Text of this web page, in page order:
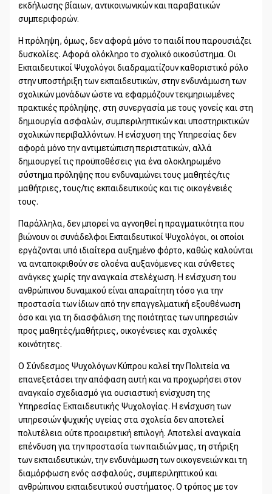
εκδήλωσης βίαιων, αντικοινωνικών και παραβατικών
συμπεριφορών.
Η πρόληψη, όμως, δεν αφορά μόνο το παιδί που παρουσιάζει
δυσκολίες. Αφορά ολόκληρο το σχολικό οικοσύστημα. Οι
Εκπαιδευτικοί Ψυχολόγοι διαδραματίζουν καθοριστικό ρόλο
στην υποστήριξη των εκπαιδευτικών, στην ενδυνάμωση των
σχολικών μονάδων ώστε να εφαρμόζουν τεκμηριωμένες
πρακτικές πρόληψης, στη συνεργασία με τους γονείς και στη
δημιουργία ασφαλών, συμπεριληπτικών και υποστηρικτικών
σχολικών περιβαλλόντων. Η ενίσχυση της Υπηρεσίας δεν
αφορά μόνο την αντιμετώπιση περιστατικών, αλλά
δημιουργεί τις προϋποθέσεις για ένα ολοκληρωμένο
σύστημα πρόληψης που ενδυναμώνει τους μαθητές/τις
μαθήτριες, τους/τις εκπαιδευτικούς και τις οικογένειές
τους.
Παράλληλα, δεν μπορεί να αγνοηθεί η πραγματικότητα που
βιώνουν οι συνάδελφοι Εκπαιδευτικοί Ψυχολόγοι, οι οποίοι
εργάζονται υπό ιδιαίτερα αυξημένο φόρτο, καθώς καλούνται
να ανταποκριθούν σε ολοένα αυξανόμενες και σύνθετες
ανάγκες χωρίς την αναγκαία στελέχωση. Η ενίσχυση του
ανθρώπινου δυναμικού είναι απαραίτητη τόσο για την
προστασία των ίδιων από την επαγγελματική εξουθένωση
όσο και για τη διασφάλιση της ποιότητας των υπηρεσιών
προς μαθητές/μαθήτριες, οικογένειες και σχολικές
κοινότητες.
Ο Σύνδεσμος Ψυχολόγων Κύπρου καλεί την Πολιτεία να
επανεξετάσει την απόφαση αυτή και να προχωρήσει στον
αναγκαίο σχεδιασμό για ουσιαστική ενίσχυση της
Υπηρεσίας Εκπαιδευτικής Ψυχολογίας. Η ενίσχυση των
υπηρεσιών ψυχικής υγείας στα σχολεία δεν αποτελεί
πολυτέλεια ούτε προαιρετική επιλογή. Αποτελεί αναγκαία
επένδυση για την προστασία των παιδιών μας, τη στήριξη
των εκπαιδευτικών, την ενδυνάμωση των οικογενειών και τη
διαμόρφωση ενός ασφαλούς, συμπεριληπτικού και
ανθρώπινου εκπαιδευτικού συστήματος. Ο τρόπος με τον